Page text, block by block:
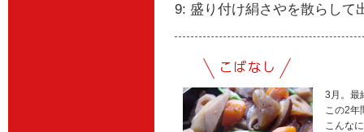
9: 盛り付け絹さやを散らし
3月。最
この2年
こんな